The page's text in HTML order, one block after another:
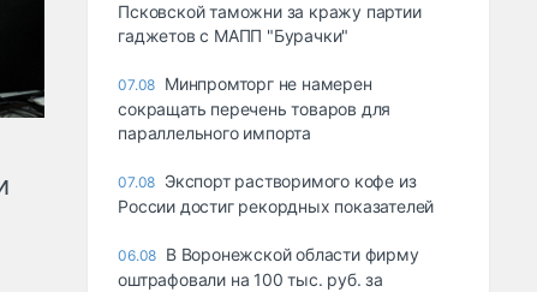
Псковской таможни за кражу партии
гаджетов с МАПП "Бурачки"
07.08 Минпромторг не намерен
сокращать перечень товаров для
параллельного импорта
07.08 Экспорт растворимого кофе из
России достиг рекордных показателей
06.08 В Воронежской области фирму
оштрафовали на 100 тыс. руб. за